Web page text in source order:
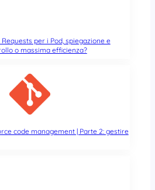
per i Pod, spiegazione e
o massima efficienza?
code management | Parte 2: gestire